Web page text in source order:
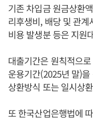
기존 차입금 원금상환
리후생비, 배당 및 관
비용 발생분 등은 지원
대출기간은 원칙적으
운용기간(2025년 말)
상환방식 또는 일시상
또 한국산업은행법에